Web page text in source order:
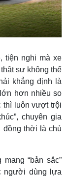
tiện nghi mà xe
sự không thể
khẳng định là
hơn nhiều so
thì luôn vượt trội
chuyên gia
đồng thời là chủ
“bản sắc”
người dùng lựa